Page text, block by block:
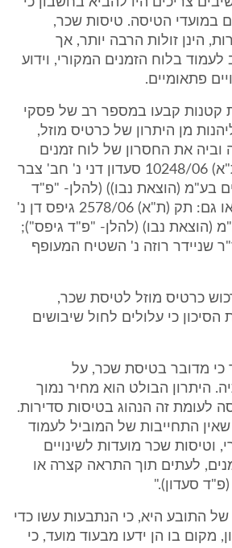
במועדי הטיסה. טיסות שכר,
הינן זולות הרבה יותר, אך
לעמוד בלוח הזמנים המקורי, וידוע
פתאומיים.
קטנות קבעו במספר רב של פסקי
מן היתרון של כרטיס מוזל,
וביה את החסרון של לוח זמנים
שאינו ודאי." ( תק (ת"א) 10248/06 סעדון דני נ' חב' צבר
בע"מ (הוצאת נבו)) (להלן- "פ"ד
סעדון"). לעניין זה ראו גם: תק (ת"א) 2578/06 גיפס דן נ'
(הוצאת נבו) (להלן- "פ"ד גיפס");
(אש)4173/06 ד"ר שניידר רוזה נ' השטיח המעופף
כרטיס מוזל לטיסת שכר,
כי עלולים לחול שיבושים
כי מדובר בטיסת שכר, על
היתרון הבולט הוא מחיר נמוך
לעומת זה הנהוג בטיסות סדירות.
התחייבות של המוביל לעמוד
וטיסות שכר מועדות לשינויים
לעתים תוך התראה קצרה או
סעדון)."
התובע היא, כי הנתבעות עשו כדי
מקום בו הן ידעו מבעוד מועד, כי